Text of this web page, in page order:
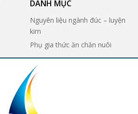
DANH MỤC
Nguyên liệu ngành đúc – luyện
kim
Phụ gia thức ăn chăn nuôi